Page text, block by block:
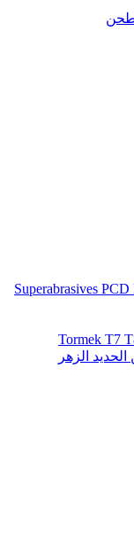
Superabrasives
الزهر